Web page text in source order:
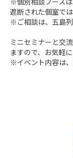
遮断された個室で
※ご相談は、五島列
ミニセミナーと交
ますので、お気軽
※イベント内容は、